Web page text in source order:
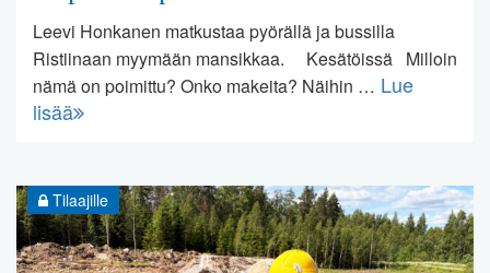
Leevi Honkanen matkustaa pyörällä ja bussilla
Ristiinaan myymään mansikkaa. Kesätöissä Milloin
nämä on poimittu? Onko makeita? Näihin … Lue
lisää
Tilaajille